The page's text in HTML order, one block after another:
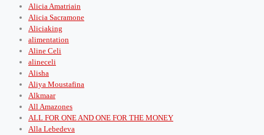
Alicia Amatriain
Alicia Sacramone
Aliciaking
alimentation
Aline Celi
alineceli
Alisha
Aliya Moustafina
Alkmaar
All Amazones
ALL FOR ONE AND ONE FOR THE MONEY
Alla Lebedeva